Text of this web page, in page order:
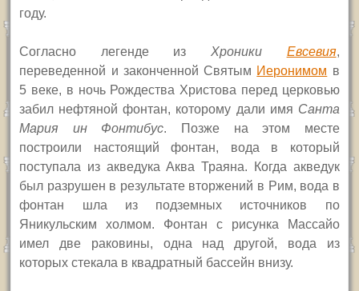
году.
Согласно легенде изХроники Евсевия,
переведенной и законченной Святым Иеронимом в
5 веке, в ночь Рождества Христова перед церковью
забил нефтяной фонтан, которому дали имя Санта
Мария ин Фонтибус. Позже на этом месте
построили настоящий фонтан, вода в который
поступала из акведука Аква Траяна. Когда акведук
был разрушен в результате вторжений в Рим, вода в
фонтан шла из подземных источников по
Яникульским холмом. Фонтан с рисунка Массайо
имел две раковины, одна над другой, вода из
которых стекала в квадратный бассейн внизу.